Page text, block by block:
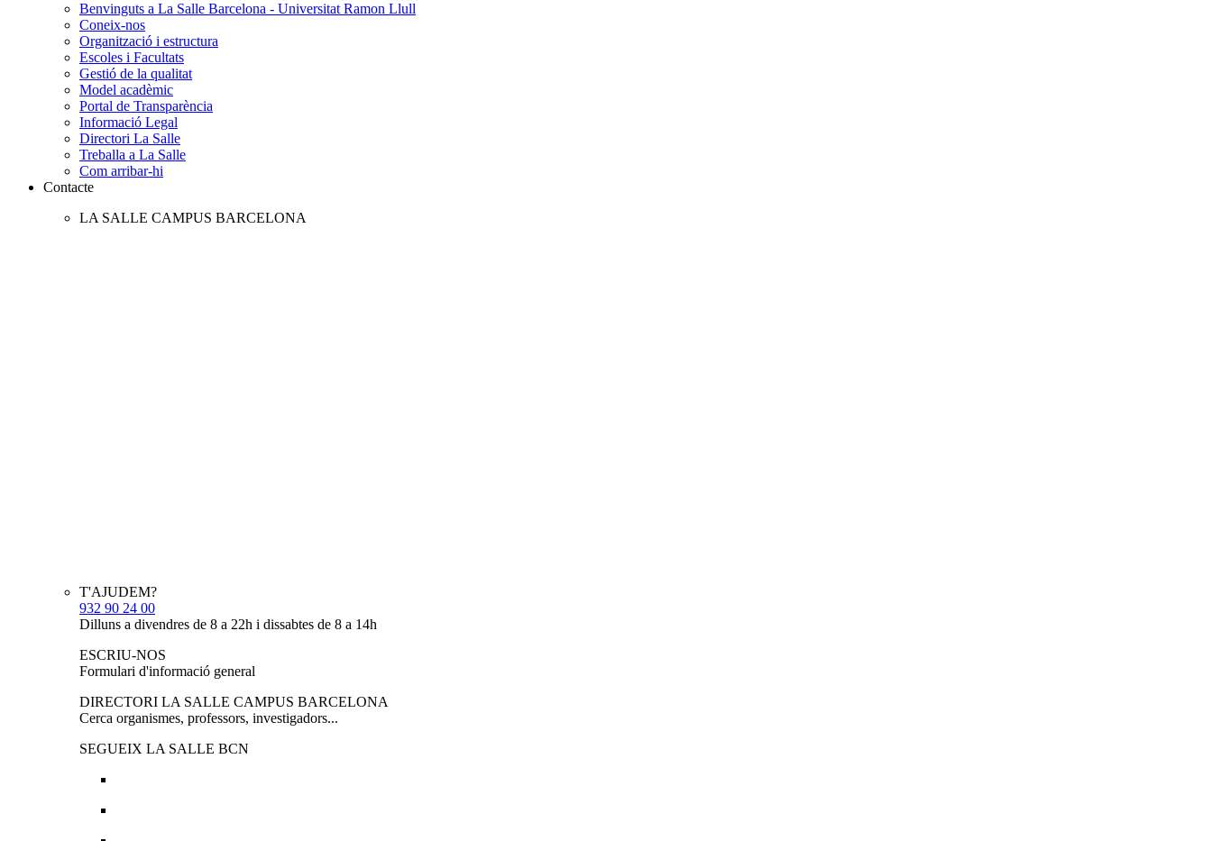
Benvinguts a La Salle Barcelona - Universitat Ramon Llull
Coneix-nos
Organització i estructura
Escoles i Facultats
Gestió de la qualitat
Model acadèmic
Portal de Transparència
Informació Legal
Directori La Salle
Treballa a La Salle
Com arribar-hi
Contacte
LA SALLE CAMPUS BARCELONA
T'AJUDEM?
932 90 24 00
Dilluns a divendres de 8 a 22h i dissabtes de 8 a 14h
ESCRIU-NOS
Formulari d'informació general
DIRECTORI LA SALLE CAMPUS BARCELONA
Cerca organismes, professors, investigadors...
SEGUEIX LA SALLE BCN